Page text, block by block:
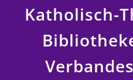
Katholisch-